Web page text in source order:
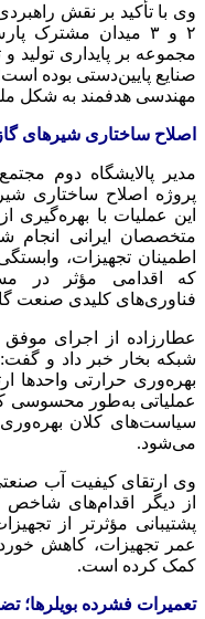
وی با تأکید بر نقش
۲ و ۳ میدان
مجموعه بر پایداری
صنایع پایین‌دستی بوده
مهندسی هدفمند به شکل
اصلاح ساختاری شیرهای
مدیر پالایشگاه دوم
این عملیات با بهره‌گیری
متخصصان ایرانی انجام
اطمینان تجهیزات،
که اقدامی مؤثر در
فناوری‌های کلیدی صنعت
عطارزاده از اجرای
شبکه بخار خبر داد و
بهره‌وری حرارتی واحدها
عملیاتی به‌طور محسوسی
سیاست‌های کلان بهره‌وری
می‌شود.
وی ارتقای کیفیت آب
از دیگر اقدام‌های شاخص
پشتیبانی مؤثرتر از
عمر تجهیزات، کاهش
کمک کرده است.
تعمیرات فشرده بویلرها؛